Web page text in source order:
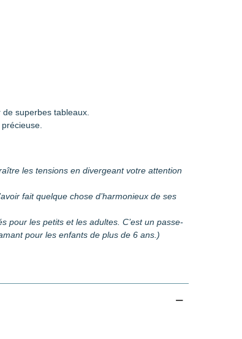
superbes tableaux.
les tensions en divergeant votre attention
fait quelque chose d’harmonieux de ses
pour les petits et les adultes. C’est un passe-
pour les enfants de plus de 6 ans.)